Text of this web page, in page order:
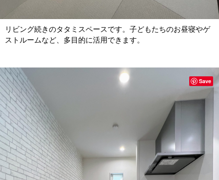
リビング続きのタタミスペースです。子どもたちのお昼寝やゲ
ストルームなど、多目的に活用できます。
Save